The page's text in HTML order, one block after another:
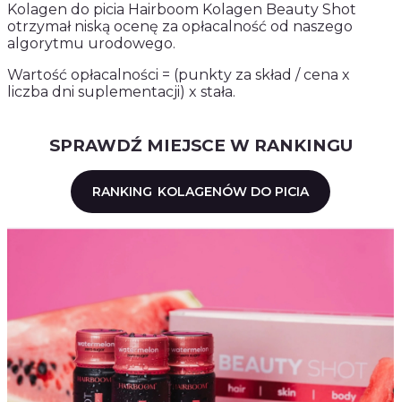
Kolagen do picia Hairboom Kolagen Beauty Shot
otrzymał niską ocenę za opłacalność od naszego
algorytmu urodowego.
Wartość opłacalności = (punkty za skład / cena x
liczba dni suplementacji) x stała.
SPRAWDŹ MIEJSCE W RANKINGU
RANKING KOLAGENÓW DO PICIA